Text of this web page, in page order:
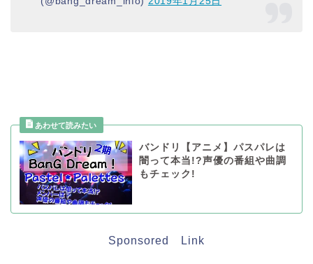
バンドリ【アニメ】パスパレは
闇って本当!?声優の番組や曲調
もチェック!
Sponsored Link